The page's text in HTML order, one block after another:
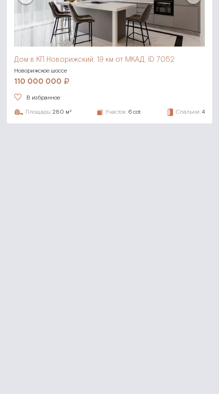
Дом в КП Новорижский, 19 км от МКАД, ID 7052
Новорижское шоссе
110 000 000
В избранное
Площадь: 280 м² Участок: 6 сот. Спальни: 4